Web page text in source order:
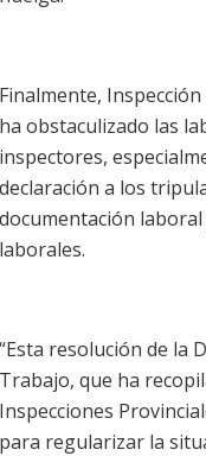
Finalmente,
ha obstaculizado las
inspectores,
declaración a los
documentación
laborales.
“Esta resolución de la
Trabajo, que ha
Inspecciones
para regularizar la